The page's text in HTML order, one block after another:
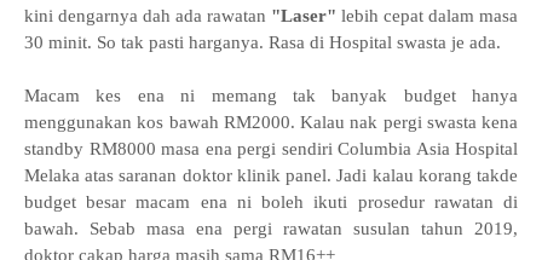
kini dengarnya dah ada rawatan "Laser" lebih cepat dalam masa
30 minit. So tak pasti harganya. Rasa di Hospital swasta je ada.
Macam kes ena ni memang tak banyak budget hanya
menggunakan kos bawah RM2000. Kalau nak pergi swasta kena
standby RM8000 masa ena pergi sendiri Columbia Asia Hospital
Melaka atas saranan doktor klinik panel. Jadi kalau korang takde
budget besar macam ena ni boleh ikuti prosedur rawatan di
bawah. Sebab masa ena pergi rawatan susulan tahun 2019,
doktor cakap harga masih sama RM16++